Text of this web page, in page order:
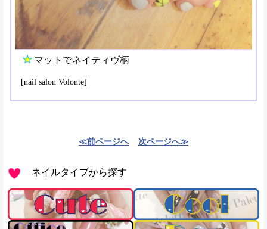
マットでネイティヴ柄
[nail salon Volonte]
≪前ページへ 次ページへ≫
ネイルタイプから探す